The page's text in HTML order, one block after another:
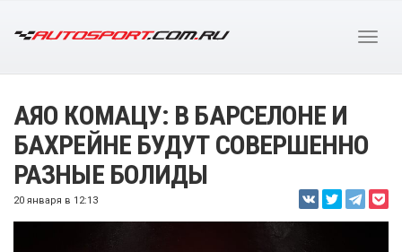
АЯО КОМАЦУ: В БАРСЕЛОНЕ И
БАХРЕЙНЕ БУДУТ СОВЕРШЕННО
РАЗНЫЕ БОЛИДЫ
20 января в 12:13